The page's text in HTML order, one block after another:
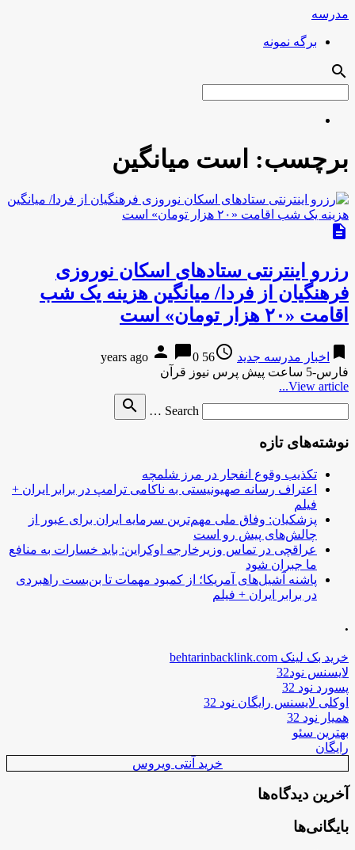
مدرسه
برگه نمونه
search
برچسب: است میانگین
description
رزرو اینترنتی ستادهای اسکان نوروزی
فرهنگیان از فردا/ میانگین هزینه یک شب
اقامت «۲۰ هزار تومان» است
bookmark اخبار مدرسه جدید access_time
56 years ago
person chat_bubble0
فارس-5 ساعت پیش پرس نیوز قرآن
View article...
Search …
search
نوشته‌های تازه
تکذیب وقوع انفجار در مرز شلمچه
اعتراف رسانه صهیونیستی به ناکامی ترامپ در برابر ایران +
فیلم
پزشکیان: وفاق ملی مهم‌ترین سرمایه ایران برای عبور از
چالش‌های پیش رو است
عراقچی در تماس وزیرخارجه اوکراین: باید خسارات به منافع
ما جبران شود
پاشنه آشیل‌های آمریکا؛ از کمبود مهمات تا بن‌بست راهبردی
در برابر ایران + فیلم
.
خرید بک لینک behtarinbacklink.com
لایسنس نود32
پسورد نود 32
اوکلی لایسنس رایگان نود 32
همیار نود 32
بهترین سئو
رایگان
خرید آنتی ویروس
آخرین دیدگاه‌ها
بایگانی‌ها